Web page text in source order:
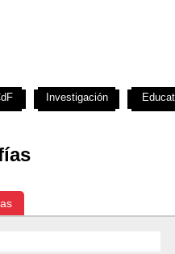
Investigación